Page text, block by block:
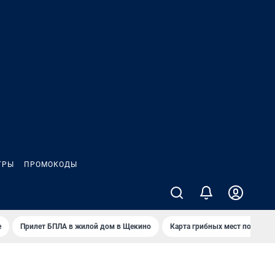
ПРОМОКОДЫ
Прилет БПЛА в жилой дом в Щекино Карта грибных мест под